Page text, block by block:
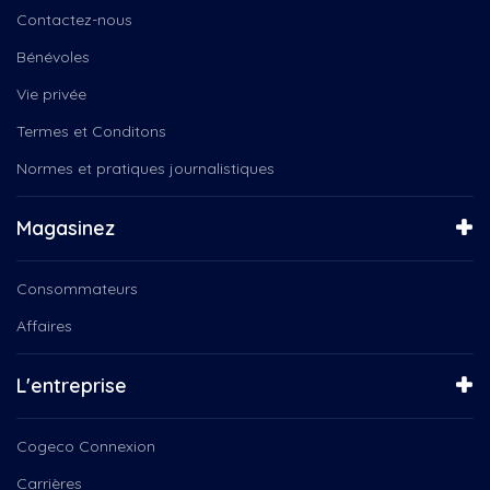
Instinct Canin
Jeunesse
L'orée des champs
Le Québec connecté
Mario Bélanger, Serge-Yvan...
NousTV Mauricie
Orchestre Philharmonique
Popote roulante
Programmation des Fêtes, Un...
Programmation des Fêtes,...
Pyrowave
Cuisine de la terre
D'une rive à l'autre
De Nous à Vous
Des histoires de vie
Défilé de Noël de...
Diffuseur TRAM présente
Débat Élections Fédérales...
Enfin Noël!
Ensemble vocal Les Voix Libres
Ensemble vocal Voix Libres
Entrepreneurs d'ici
Femmes Inspirantes
Festival de Cinéma Créativa...
Contactez-nous
Bénévoles
Vie privée
Termes et Conditons
Normes et pratiques journalistiques
Magasinez
Consommateurs
Affaires
L'entreprise
Cogeco Connexion
Carrières